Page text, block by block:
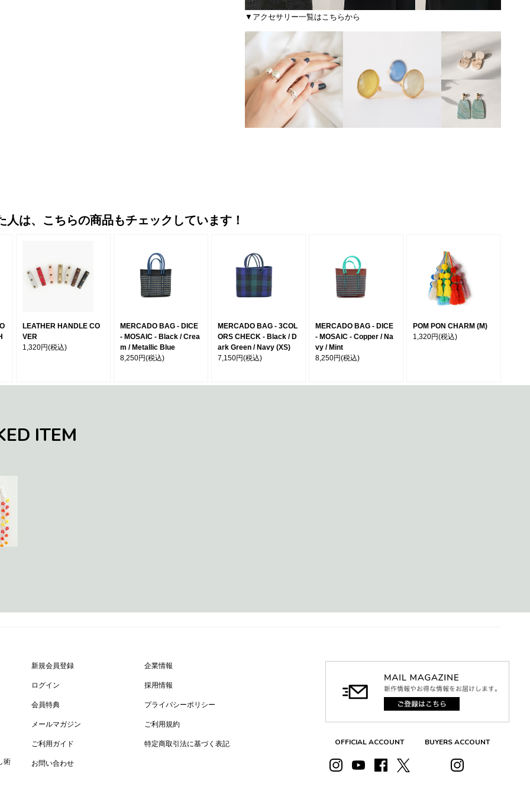
▼アクセサリー一覧はこちらから
人は、こちらの商品もチェックしています！
LEATHER HANDLE CO
VER
1,320円(税込)
MERCADO BAG - DICE
- MOSAIC - Black / Crea
m / Metallic Blue
8,250円(税込)
MERCADO BAG - 3COL
ORS CHECK - Black / D
ark Green / Navy (XS)
7,150円(税込)
MERCADO BAG - DICE
- MOSAIC - Copper / Na
vy / Mint
8,250円(税込)
POM PON CHARM (M)
1,320円(税込)
ITEM
術
新規会員登録
ログイン
会員特典
メールマガジン
ご利用ガイド
お問い合わせ
企業情報
採用情報
プライバシーポリシー
ご利用規約
特定商取引法に基づく表記 OFFICIAL ACCOUNT BUYERS ACCOUNT